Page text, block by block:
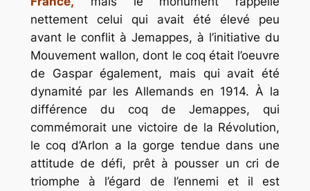
nettement celui qui avait été élevé peu
avant le conflit à Jemappes, à l’initiative du
Mouvement wallon, dont le coq était l’oeuvre
de Gaspar également, mais qui avait été
dynamité par les Allemands en 1914. À la
différence du coq de Jemappes, qui
commémorait une victoire de la Révolution,
le coq d’Arlon a la gorge tendue dans une
attitude de défi, prêt à pousser un cri de
triomphe à l’égard de l’ennemi et il est